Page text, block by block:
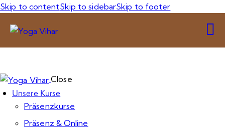
Skip to contentSkip to sidebarSkip to footer
Close
Unsere Kurse
Präsenzkurse
Präsenz & Online